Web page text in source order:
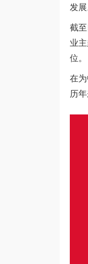
发展
截
业
位。
在
历